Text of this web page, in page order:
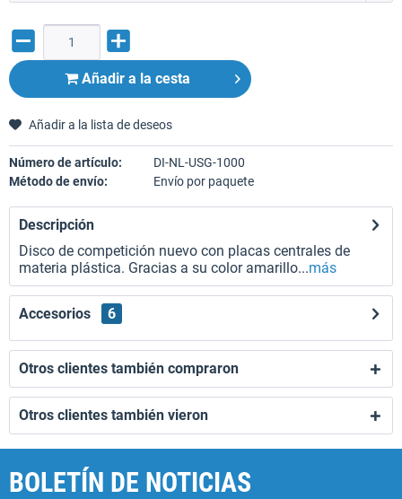
Añadir a la cesta
Añadir a la lista de deseos
Número de artículo:
DI-NL-USG-1000
Método de envío:
Envío por paquete
Descripción
Disco de competición nuevo con placas centrales de
materia plástica. Gracias a su color amarillo...más
Accesorios 6
Otros clientes también compraron
Otros clientes también vieron
BOLETÍN DE NOTICIAS